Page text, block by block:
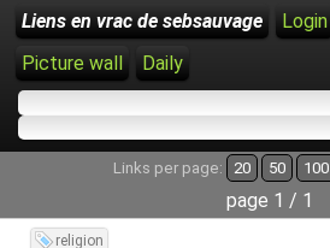
Liens en vrac de sebsauvage Login
Picture wall
Daily
Links per page: 20 50 100
page 1 / 1
religion